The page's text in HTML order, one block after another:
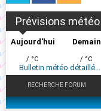
Prévisions météo
Aujourd'hui
/ °C
Demain
/ °C
Bulletin météo détaillé...
RECHERCHE FORUM